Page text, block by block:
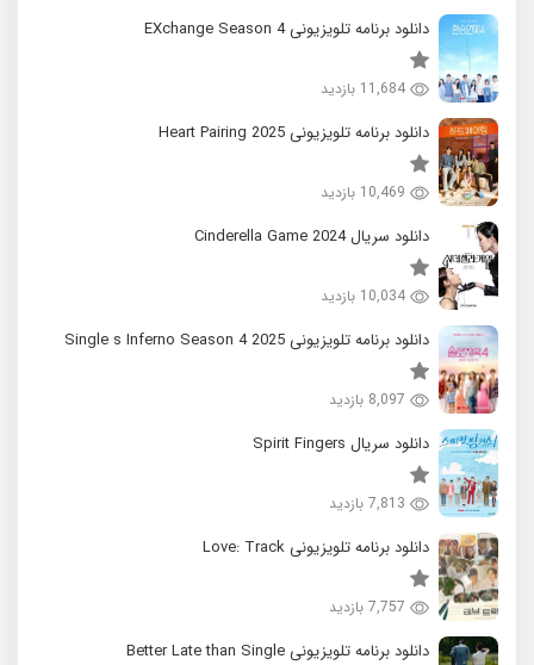
دانلود برنامه تلویزیونی EXchange Season 4
11,684 بازدید
دانلود برنامه تلویزیونی 2025 Heart Pairing
10,469 بازدید
دانلود سریال 2024 Cinderella Game
10,034 بازدید
دانلود برنامه تلویزیونی 2025 Single s Inferno Season 4
8,097 بازدید
دانلود سریال Spirit Fingers
7,813 بازدید
دانلود برنامه تلویزیونی Love: Track
7,757 بازدید
دانلود برنامه تلویزیونی Better Late than Single